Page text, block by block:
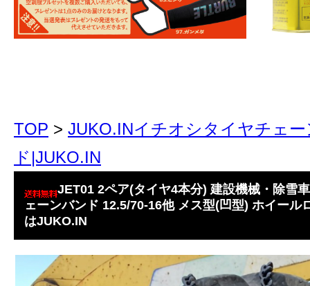
TOP > JUKO.INイチオシタイヤチェ
ド|JUKO.IN
JET01 2ペア(タイヤ4本分) 建設機械・除雪
ェーンバンド 12.5/70-16他 メス型(凹型) ホイール
はJUKO.IN